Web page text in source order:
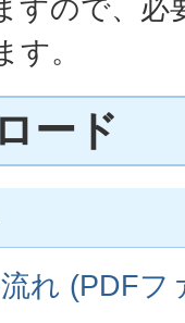
すので、必
。
ード
れ (PDFフ